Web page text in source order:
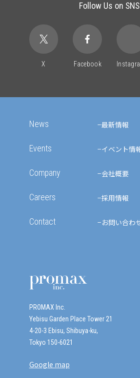
Follow Us on SNS
X Facebook
News 最新情報
Events イベント情
Company 会社概要
Careers 採用情報
Contact お問い合わ
PROMAX Inc.
Yebisu Garden Place Tower 21
4-20-3 Ebisu, Shibuya-ku,
Tokyo 150-6021
Google map